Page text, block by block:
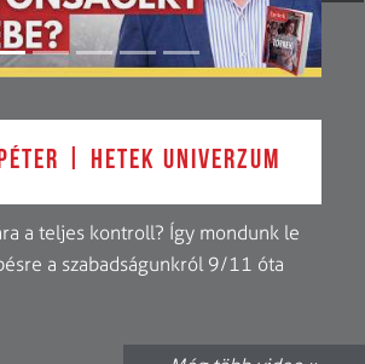
| Hetek Univerzum
a teljes kontroll? Így mondunk le
a szabadságunkról 9/11 óta